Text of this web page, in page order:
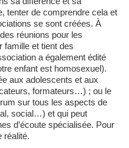
tenter de comprendre cela et
se sont créées. À
réunions pour les
famille et tient des
a également édité
enfant est homosexuel).
aux adolescents et aux
formateurs…) ; ou le
sur tous les aspects de
social…) et qui peut
d’écoute spécialisée. Pour
réalité.